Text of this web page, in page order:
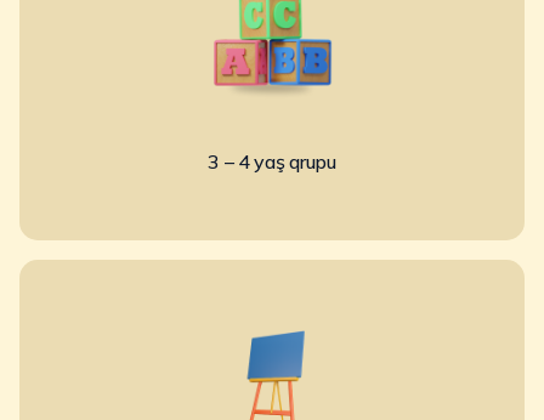
3 – 4 yaş qrupu